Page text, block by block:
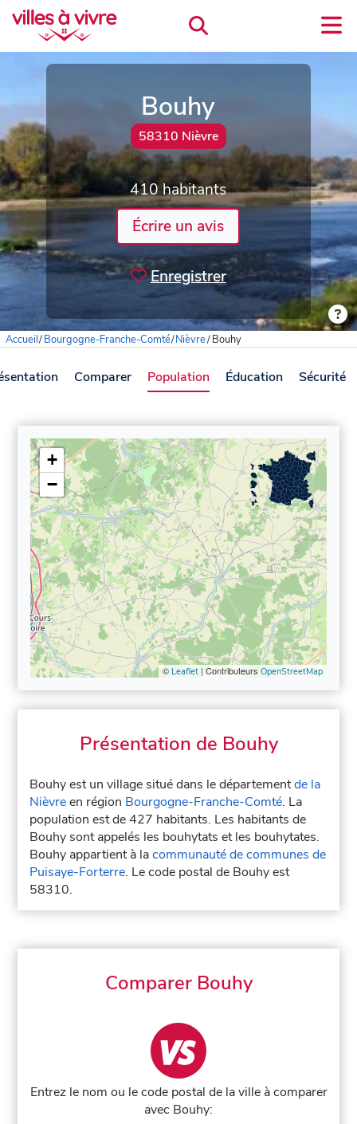
Bouhy
58310 Nièvre
410 habitants
Écrire un avis
Enregistrer
Accueil/Bourgogne-Franche-Comté/Nièvre/Bouhy
Comparer Population Éducation Sécurité
+
−
© Leaflet| Contributeurs OpenStreetMap
Présentation de Bouhy
Bouhy est un village situé dans le départementde la
Nièvreen région Bourgogne-Franche-Comté. La
population est de 427 habitants. Les habitants de
Bouhy sont appelés les bouhytats et les bouhytates.
Bouhy appartient à lacommunauté de communes de
Puisaye-Forterre. Le code postal de Bouhy est
58310.
Comparer Bouhy
Entrez le nom ou le code postal de la ville à comparer
avec Bouhy: